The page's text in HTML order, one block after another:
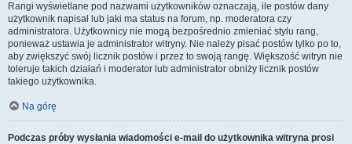
Rangi wyświetlane pod nazwami użytkowników oznaczają, ile postów dany
użytkownik napisał lub jaki ma status na forum, np. moderatora czy
administratora. Użytkownicy nie mogą bezpośrednio zmieniać stylu rang,
ponieważ ustawia je administrator witryny. Nie należy pisać postów tylko po to,
aby zwiększyć swój licznik postów i przez to swoją rangę. Większość witryn nie
toleruje takich działań i moderator lub administrator obniży licznik postów
takiego użytkownika.
Na górę
Podczas próby wysłania wiadomości e-mail do użytkownika witryna prosi